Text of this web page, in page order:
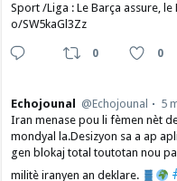
Sport /Liga : Le Barça assure,
o/SW5kaGl3Zz
0 0
Echojounal @Echojounal
5
Iran menase pou li fèmen nèt
mondyal la.Desizyon sa a ap
gen blokaj total toutotan nou
militè iranyen an deklare.